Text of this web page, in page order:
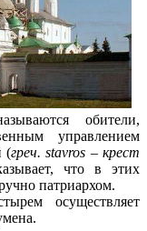
обители,
управлением
(греч. stavros – крест
что в этих
патриархом.
осуществляет